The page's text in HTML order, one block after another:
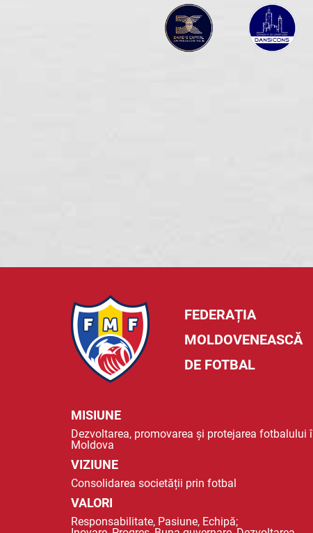
FEDERAȚIA
MOLDOVENEASCĂ
DE FOTBAL
MISIUNE
Dezvoltarea, promovarea și protejarea fotbalului
Moldova
VIZIUNE
Consolidarea societății prin fotbal
VALORI
Responsabilitate, Pasiune, Echipă;